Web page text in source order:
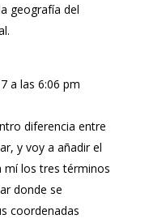
geografía del
a las 6:06 pm
diferencia entre
y voy a añadir el
mí los tres términos
donde se
coordenadas